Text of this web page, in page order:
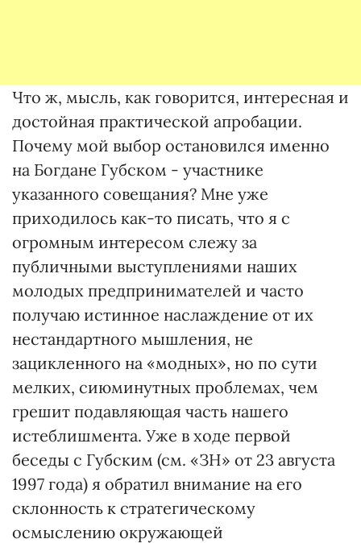
Что ж, мысль, как говорится, интересная и
достойная практической апробации.
Почему мой выбор остановился именно
на Богдане Губском - участнике
указанного совещания? Мне уже
приходилось как-то писать, что я с
огромным интересом слежу за
публичными выступлениями наших
молодых предпринимателей и часто
получаю истинное наслаждение от их
нестандартного мышления, не
зацикленного на «модных», но по сути
мелких, сиюминутных проблемах, чем
грешит подавляющая часть нашего
истеблишмента. Уже в ходе первой
беседы с Губским (см. «ЗН» от 23 августа
1997 года) я обратил внимание на его
склонность к стратегическому
осмыслению окружающей